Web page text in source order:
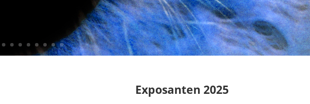
Exposanten 2025